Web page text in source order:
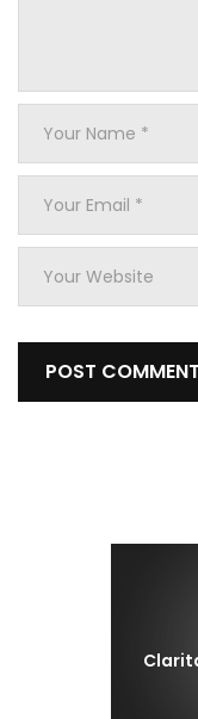
Name
*
Email
*
Website